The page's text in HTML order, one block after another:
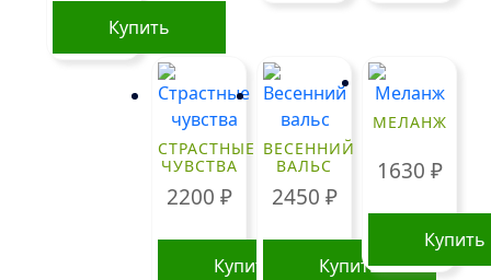
Купить
товар
несколько
вариаций.
СТРАСТНЫЕ
ЧУВСТВА
2200 ₽
Купить
ВЕСЕННИЙ
ВАЛЬС
2450 ₽
Купить
МЕЛАНЖ
1630 ₽
Купить